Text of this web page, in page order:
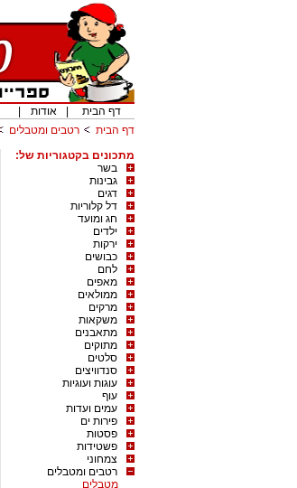
דף הבית
אודות
דף הבית
רטבים ומטבלים
מתכונים בקטגוריות של:
בשר
גבינות
דגים
דל קלוריות
חג ומועד
ילדים
ירקות
כבושים
לחם
מאפים
ממולאים
מרקים
משקאות
מתאבנים
מתוקים
סלטים
סנדוויצים
עוגות ועוגיות
עוף
עמים ועדות
פירות ים
פסטות
פשטידות
צמחוני
רטבים ומטבלים
מטבלים